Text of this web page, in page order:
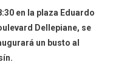
en la plaza Eduardo
Dellepiane, se
un busto al